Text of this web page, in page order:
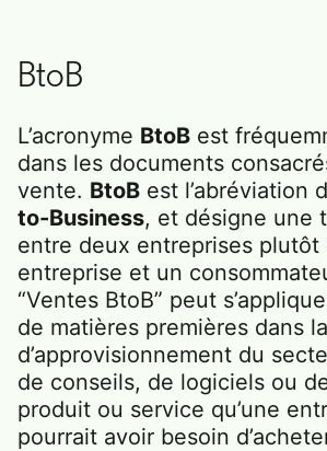
BtoB
L’acronyme BtoB est
dans les documents
vente. BtoB est l’abréviation
to-Business, et désigne une
entre deux entreprises plutôt
entreprise et un
“Ventes BtoB” peut
de matières premières dans
d’approvisionnement du
de conseils, de logiciels ou
produit ou service qu’une
pourrait avoir besoin